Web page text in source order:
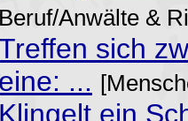
Beruf/Anwälte &
sich
eine: ...
Klingelt ein